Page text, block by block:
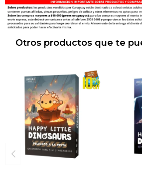
Otros productos que te